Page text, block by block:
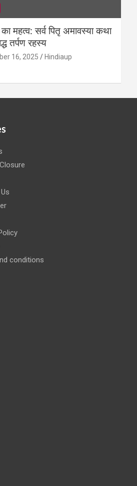
का महत्व: सर्व पितृ अमावस्या कथा
तर्पण रहस्य
16, 2025 Hindiaup
conditions